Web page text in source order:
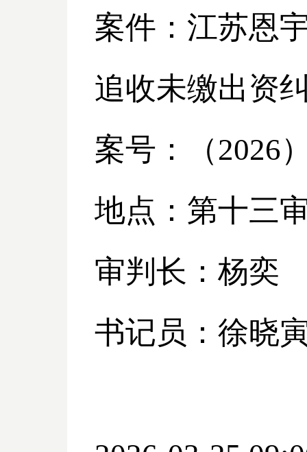
案件：江苏恩
追收未缴出资
案号：（2026
地点：第十三
审判长：杨奕
书记员：徐晓